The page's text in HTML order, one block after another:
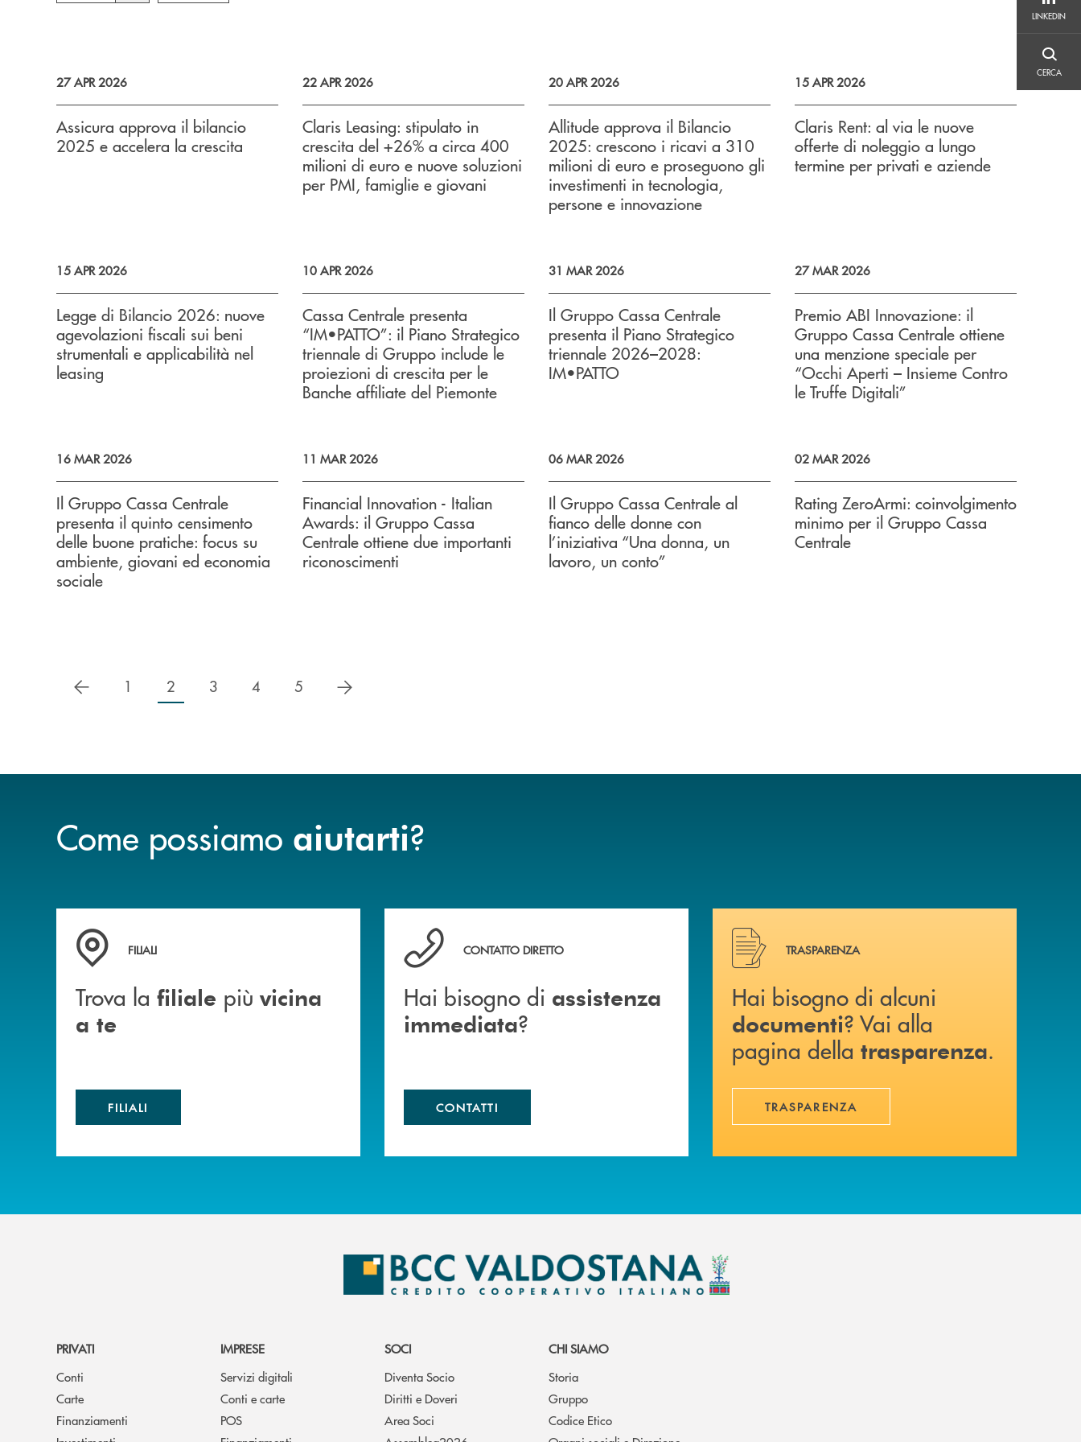
LINKEDIN
CERCA
27 APR 2026
Assicura approva il bilancio
2025 e accelera la crescita
22 APR 2026
Claris Leasing: stipulato in
crescita del +26% a circa 400
milioni di euro e nuove soluzioni
per PMI, famiglie e giovani
20 APR 2026
Allitude approva il Bilancio
2025: crescono i ricavi a 310
milioni di euro e proseguono gli
investimenti in tecnologia,
persone e innovazione
15 APR 2026
Claris Rent: al via le nuove
offerte di noleggio a lungo
termine per privati e aziende
15 APR 2026
Legge di Bilancio 2026: nuove
agevolazioni fiscali sui beni
strumentali e applicabilità nel
leasing
10 APR 2026
Cassa Centrale presenta
“IM•PATTO”: il Piano Strategico
triennale di Gruppo include le
proiezioni di crescita per le
Banche affiliate del Piemonte
31 MAR 2026
Il Gruppo Cassa Centrale
presenta il Piano Strategico
triennale 2026–2028:
IM•PATTO
27 MAR 2026
Premio ABI Innovazione: il
Gruppo Cassa Centrale ottiene
una menzione speciale per
“Occhi Aperti – Insieme Contro
le Truffe Digitali”
16 MAR 2026
Il Gruppo Cassa Centrale
presenta il quinto censimento
delle buone pratiche: focus su
ambiente, giovani ed economia
sociale
11 MAR 2026
Financial Innovation - Italian
Awards: il Gruppo Cassa
Centrale ottiene due importanti
riconoscimenti
06 MAR 2026
Il Gruppo Cassa Centrale al
fianco delle donne con
l’iniziativa “Una donna, un
lavoro, un conto”
02 MAR 2026
Rating ZeroArmi: coinvolgimento
minimo per il Gruppo Cassa
Centrale
precedente
1 2 3 4 5 successivo
Come possiamo aiutarti?
Trova la filiale più vicina a te
FILIALI
Trova la filiale più vicina
a te
FILIALI
Hai bisogno di assistenza immediata ?
CONTATTO DIRETTO
Hai bisogno di assistenza
immediata?
CONTATTI
Hai bisogno di alcuni documenti ? Vai alla pagina della
TRASPARENZA
Hai bisogno di alcuni
documenti? Vai alla
pagina della trasparenza.
TRASPARENZA
PRIVATI
Conti
Carte
Finanziamenti
IMPRESE
Servizi digitali
Conti e carte
POS
SOCI
Diventa Socio
Diritti e Doveri
Area Soci
CHI SIAMO
Storia
Gruppo
Codice Etico